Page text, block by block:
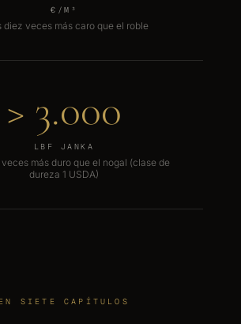
€/M³
diez veces más caro que el roble
> 3.000
LBF JANKA
más duro que el nogal (clase de
dureza 1 USDA)
EN SIETE CAPÍTULOS